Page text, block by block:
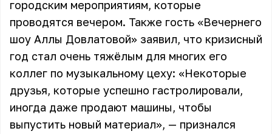
городским мероприятиям, которые
проводятся вечером. Также гость «Вечернего
шоу Аллы Довлатовой» заявил, что кризисный
год стал очень тяжёлым для многих его
коллег по музыкальному цеху: «Некоторые
друзья, которые успешно гастролировали,
иногда даже продают машины, чтобы
выпустить новый материал», — признался